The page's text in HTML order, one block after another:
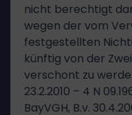
nicht berechtigt
wegen der vom
festgestellten
künftig von der
verschont zu
23.2.2010 – 4 N
BayVGH, B.v.